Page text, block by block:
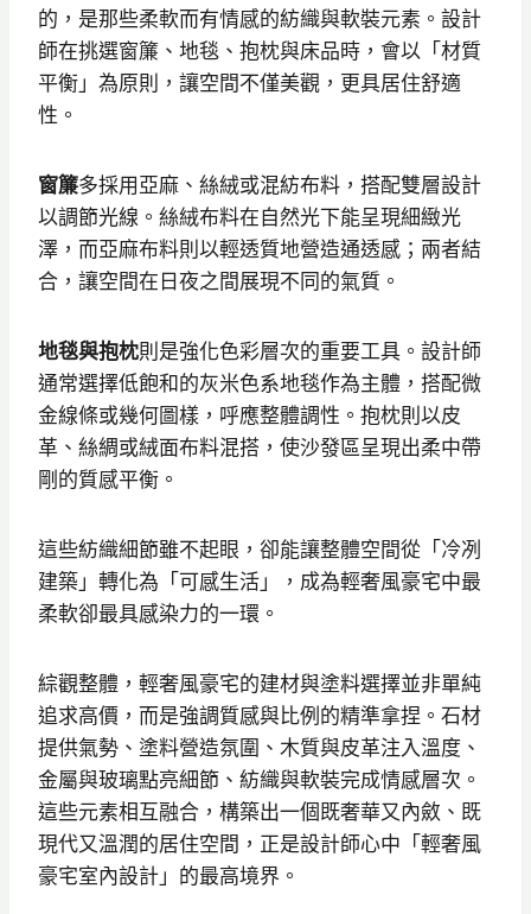
的，是那些柔軟而有情感的紡織與軟裝元素。設計
師在挑選窗簾、地毯、抱枕與床品時，會以「材質
平衡」為原則，讓空間不僅美觀，更具居住舒適
性。
窗簾多採用亞麻、絲絨或混紡布料，搭配雙層設計
以調節光線。絲絨布料在自然光下能呈現細緻光
澤，而亞麻布料則以輕透質地營造通透感；兩者結
合，讓空間在日夜之間展現不同的氣質。
地毯與抱枕則是強化色彩層次的重要工具。設計師
通常選擇低飽和的灰米色系地毯作為主體，搭配微
金線條或幾何圖樣，呼應整體調性。抱枕則以皮
革、絲綢或絨面布料混搭，使沙發區呈現出柔中帶
剛的質感平衡。
這些紡織細節雖不起眼，卻能讓整體空間從「冷冽
建築」轉化為「可感生活」，成為輕奢風豪宅中最
柔軟卻最具感染力的一環。
綜觀整體，輕奢風豪宅的建材與塗料選擇並非單純
追求高價，而是強調質感與比例的精準拿捏。石材
提供氣勢、塗料營造氛圍、木質與皮革注入溫度、
金屬與玻璃點亮細節、紡織與軟裝完成情感層次。
這些元素相互融合，構築出一個既奢華又內斂、既
現代又溫潤的居住空間，正是設計師心中「輕奢風
豪宅室內設計」的最高境界。